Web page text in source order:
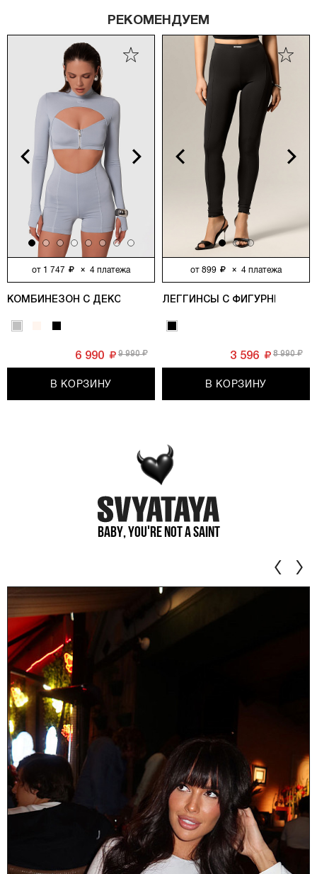
РЕКОМЕНДУЕМ
Next
от 1 747 × 4 платежа
КОМБИНЕЗОН С ДЕКОРАТИВНЫМИ МОЛНИЯМИ, СЕРЫЙ
9 990
6 990
В КОРЗИНУ
Previous Next
от 899 × 4 платежа
ЛЕГГИНСЫ С ФИГУРНЫМИ
8 990
3 596
В КОРЗИНУ
Baby, you're not a saint